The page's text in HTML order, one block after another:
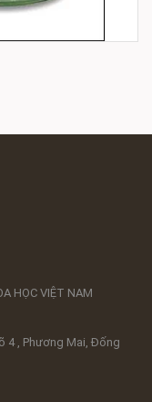
HỌC VIỆT NAM
4 , Phương Mai, Đống